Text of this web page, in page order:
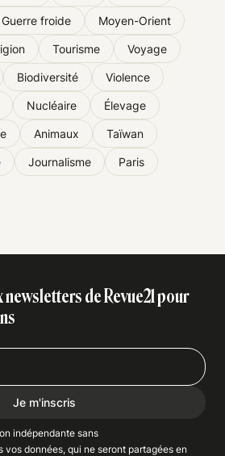
Guerre froide Moyen-Orient
Tourisme Voyage
Biodiversité Violence
Nucléaire Élevage
Animaux Taïwan
Journalisme Paris
de Revue21 pour
Je m'inscris
indépendante sans
vos données, qui ne seront partagées en